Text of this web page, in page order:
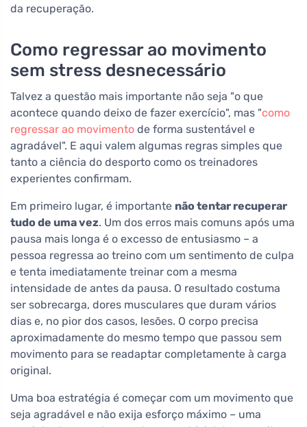
da recuperação.
Como regressar ao movimento
sem stress desnecessário
Talvez a questão mais importante não seja "o que
acontece quando deixo de fazer exercício", mas "como
regressar ao movimento de forma sustentável e
agradável". E aqui valem algumas regras simples que
tanto a ciência do desporto como os treinadores
experientes confirmam.
Em primeiro lugar, é importante não tentar recuperar
tudo de uma vez. Um dos erros mais comuns após uma
pausa mais longa é o excesso de entusiasmo – a
pessoa regressa ao treino com um sentimento de culpa
e tenta imediatamente treinar com a mesma
intensidade de antes da pausa. O resultado costuma
ser sobrecarga, dores musculares que duram vários
dias e, no pior dos casos, lesões. O corpo precisa
aproximadamente do mesmo tempo que passou sem
movimento para se readaptar completamente à carga
original.
Uma boa estratégia é começar com um movimento que
seja agradável e não exija esforço máximo – uma